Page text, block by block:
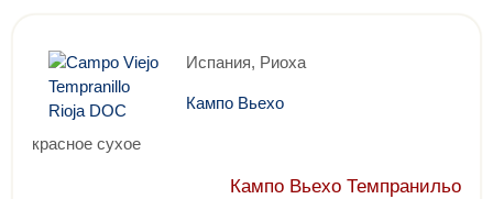
Испания, Риоха
Кампо Вьехо
красное сухое
Кампо Вьехо Темпранильо